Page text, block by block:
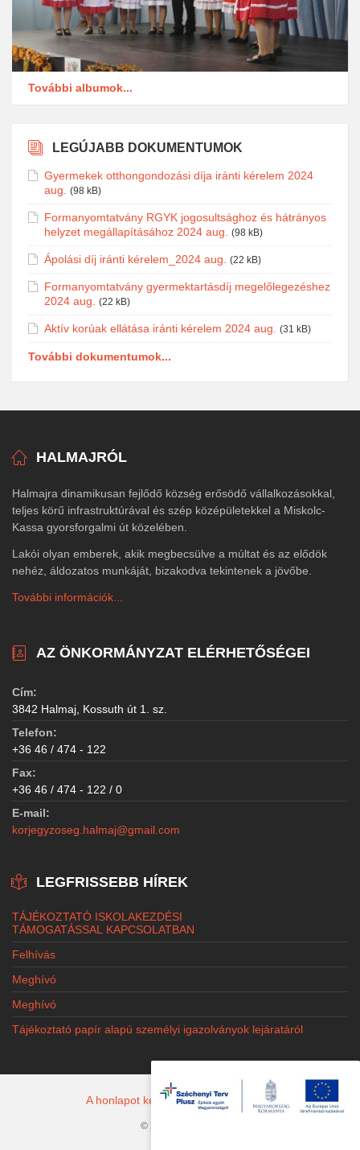
További albumok...
LEGÚJABB DOKUMENTUMOK
Gyermekek otthongondozási díja iránti kérelem 2024
aug.
(98 kB)
Formanyomtatvány RGYK jogosultsághoz és hátrányos
helyzet megállapításához 2024 aug.
(98 kB)
Ápolási díj iránti kérelem_2024 aug. (22 kB)
Formanyomtatvány gyermektartásdíj megelőlegezéshez
2024 aug.
(22 kB)
Aktív korúak ellátása iránti kérelem 2024 aug. (31 kB)
További dokumentumok...
HALMAJRÓL
Halmajra dinamikusan fejlődő község erősödő vállalkozásokkal,
teljes körű infrastruktúrával és szép középületekkel a Miskolc-
Kassa gyorsforgalmi út közelében.
Lakói olyan emberek, akik megbecsülve a múltat és az elődök
nehéz, áldozatos munkáját, bizakodva tekintenek a jövőbe.
További információk...
AZ ÖNKORMÁNYZAT ELÉRHETŐSÉGEI
Cím:
3842 Halmaj, Kossuth út 1. sz.
Telefon:
+36 46 / 474 - 122
Fax:
+36 46 / 474 - 122 / 0
E-mail:
korjegyzoseg.halmaj@gmail.com
LEGFRISSEBB HÍREK
TÁJÉKOZTATÓ ISKOLAKEZDÉSI
TÁMOGATÁSSAL KAPCSOLATBAN
Felhívás
Meghívó
Meghívó
Tájékoztató papír alapú személyi igazolványok lejáratáról
A honlapot készítette: Jacobi Marketing
© 2026 Halmaj.hu